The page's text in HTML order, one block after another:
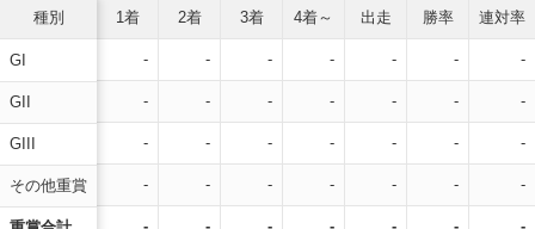
種別
GI
GII
GIII
その他重賞
1着 2着 3着 4着～ 出走 勝率 連対率
- - - - - - -
- - - - - - -
- - - - - - -
- - - - - - -